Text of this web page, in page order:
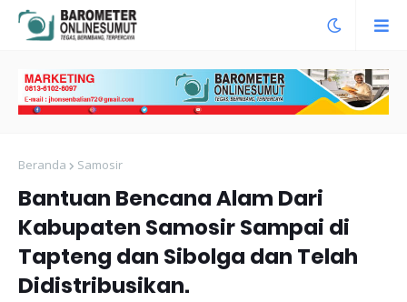
Beranda Samosir
Bantuan Bencana Alam Dari
Kabupaten Samosir Sampai di
Tapteng dan Sibolga dan Telah
Didistribusikan.